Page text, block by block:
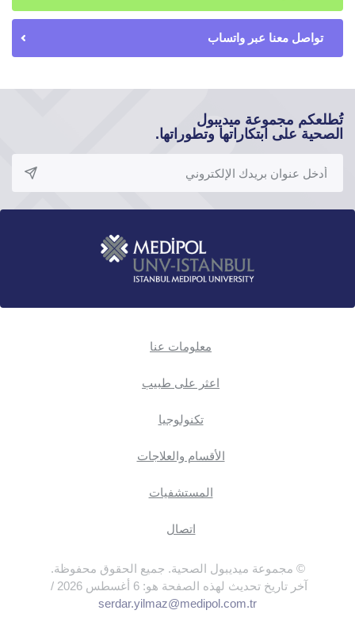
تواصل معنا عبر واتساب
تُطلعكم مجموعة ميديبول
الصحية على ابتكاراتها وتطوراتها.
معلومات عنا
اعثر على طبيب
تكنولوجيا
الأقسام والعلاجات
المستشفيات
اتصال
© مجموعة ميديبول الصحية. جميع الحقوق محفوظة.
آخر تاريخ تحديث لهذه الصفحة هو: 6 أغسطس 2026 /
serdar.yilmaz@medipol.com.tr